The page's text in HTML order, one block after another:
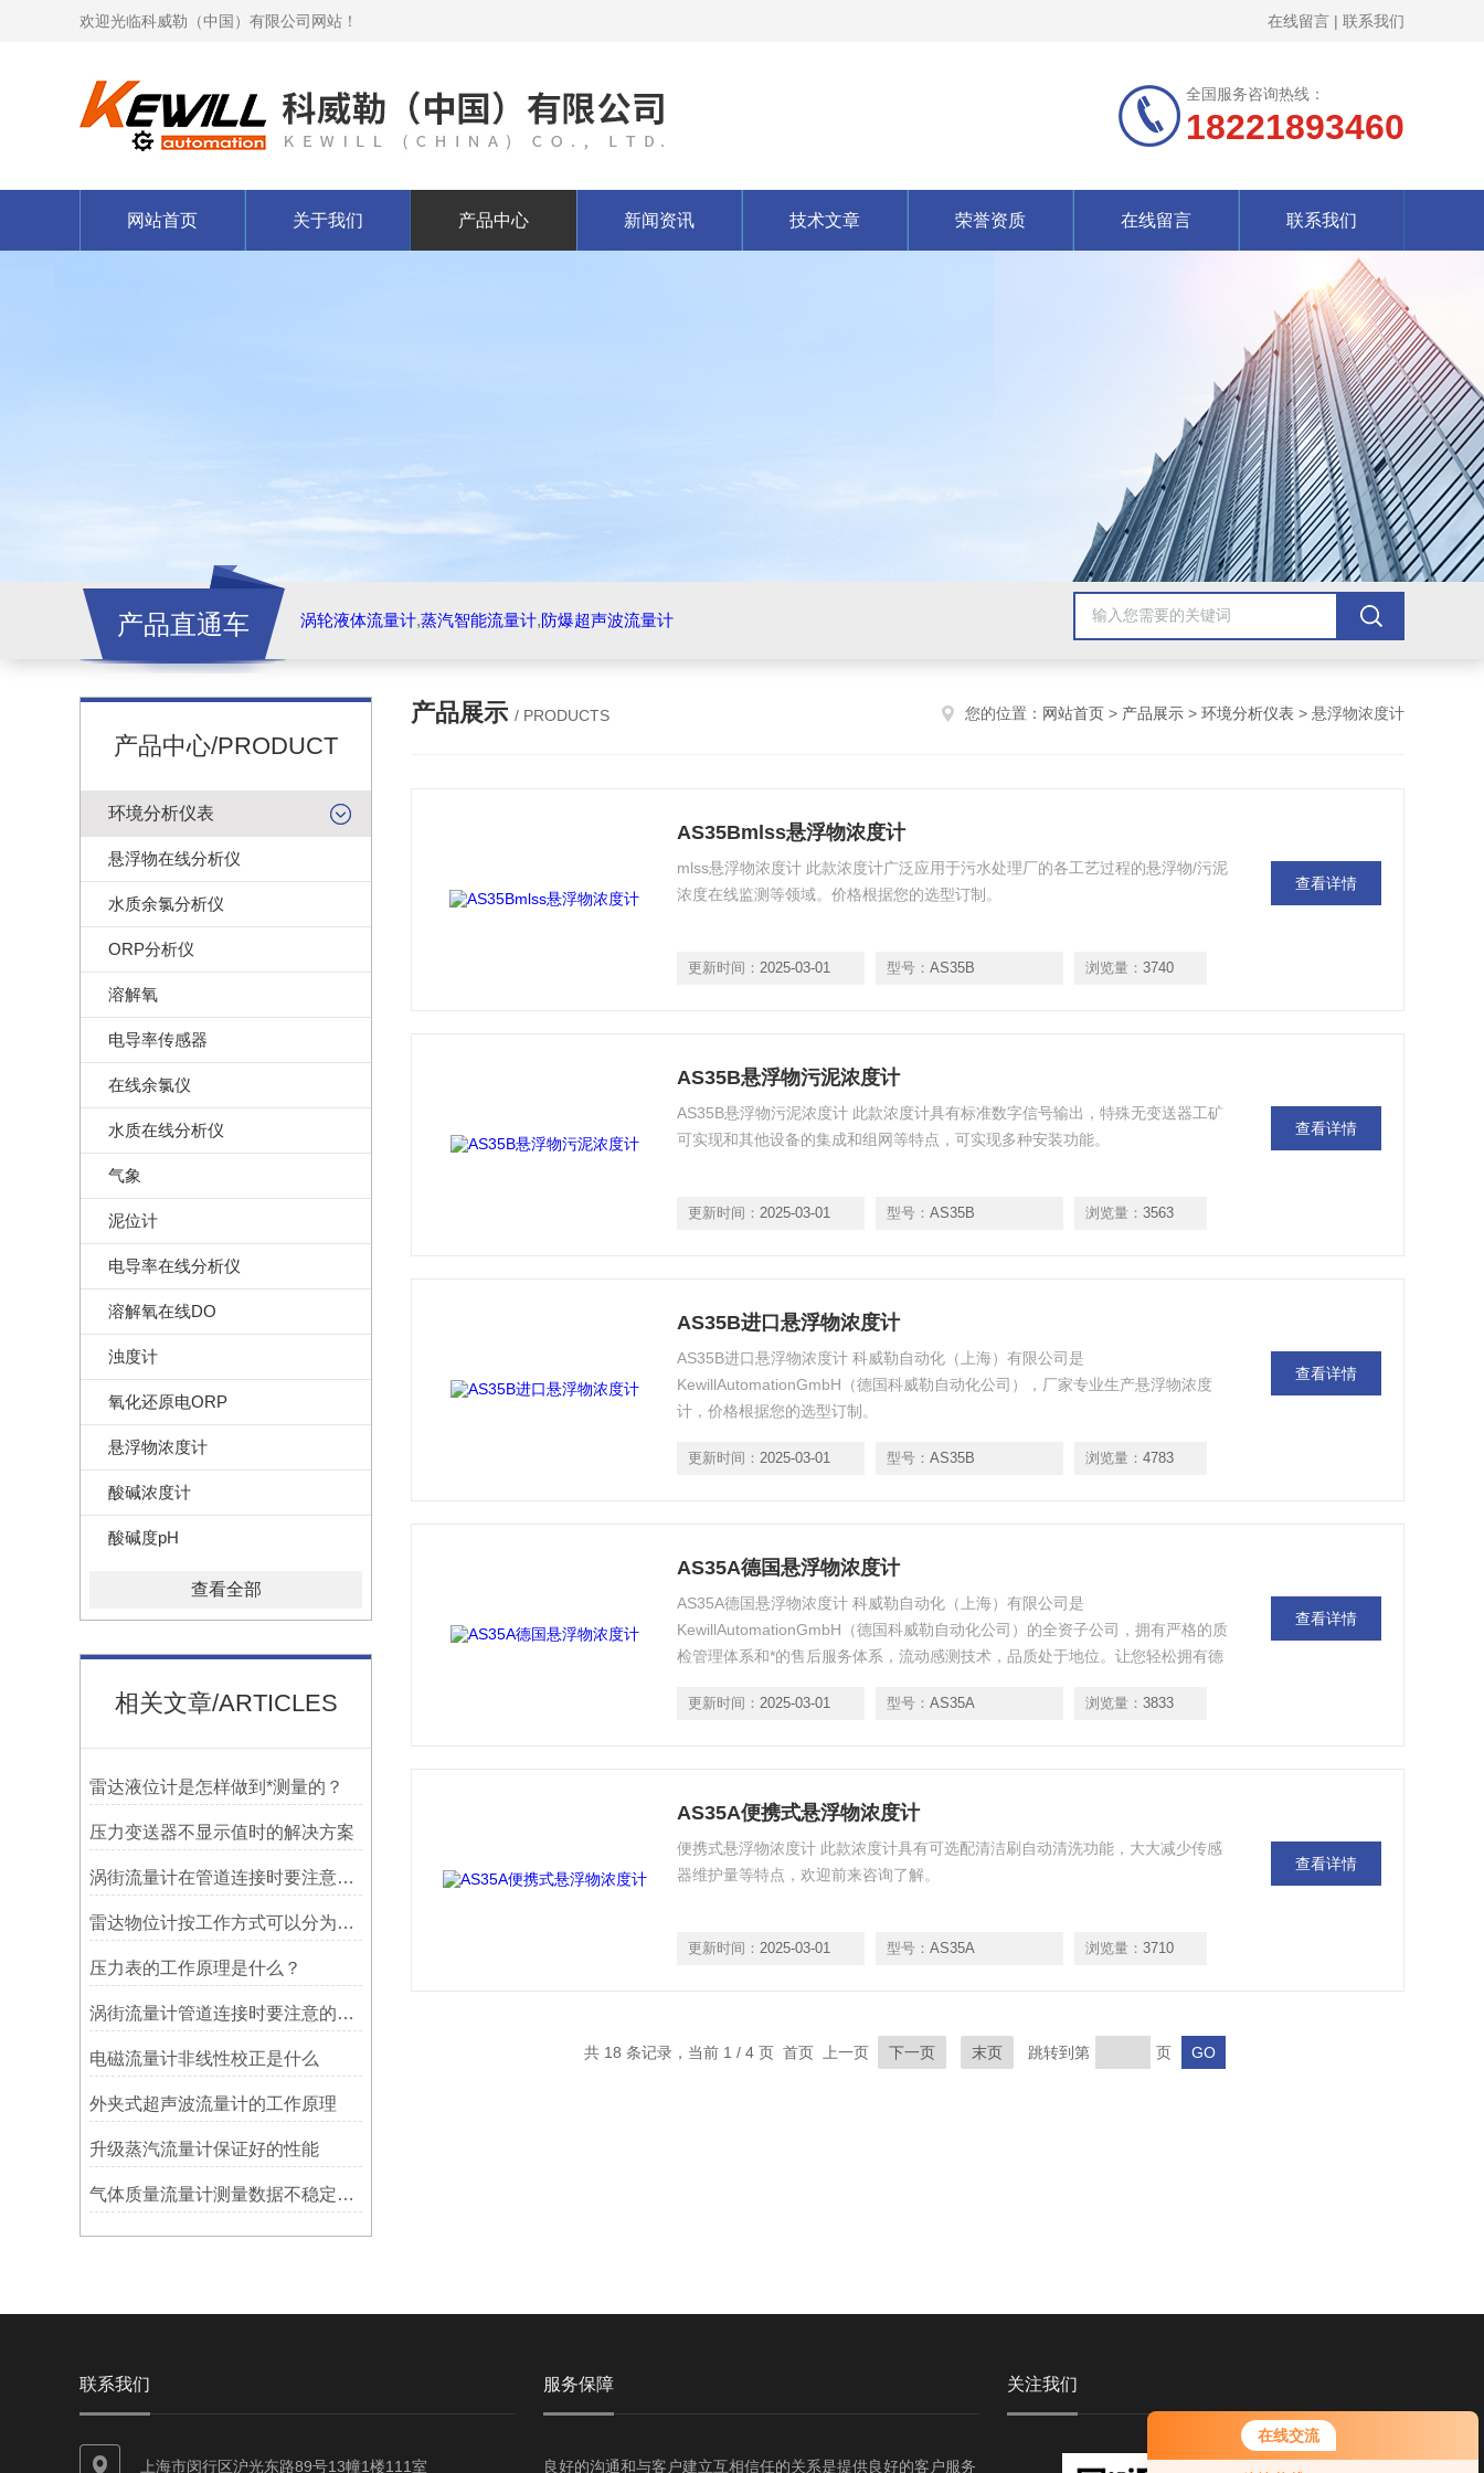
在线交流
您好！欢迎前来咨询，很高兴为您
欢迎光临科威勒（中国）有限公司网站！ 在线留言 | 联系我们
全国服务咨询热线：
18221893460
网站首页 关于我们 产品中心 新闻资讯 技术文章 荣誉资质 在线留言 联系我们
产品直通车 涡轮液体流量计,蒸汽智能流量计,防爆超声波流量计
产品中心/PRODUCT
环境分析仪表
悬浮物在线分析仪
水质余氯分析仪
ORP分析仪
溶解氧
电导率传感器
在线余氯仪
水质在线分析仪
气象
泥位计
电导率在线分析仪
溶解氧在线DO
浊度计
氧化还原电ORP
悬浮物浓度计
酸碱浓度计
酸碱度pH
查看全部
相关文章/ARTICLES
雷达液位计是怎样做到*测量的？
压力变送器不显示值时的解决方案
涡街流量计在管道连接时要注意的问题
雷达物位计按工作方式可以分为哪几类？
压力表的工作原理是什么？
涡街流量计管道连接时要注意的问题
电磁流量计非线性校正是什么
外夹式超声波流量计的工作原理
升级蒸汽流量计保证好的性能
气体质量流量计测量数据不稳定的原因
产品展示 / PRODUCTS 您的位置： 网站首页 > 产品展示 > 环境分析仪表 > 悬浮物浓度计
AS35Bmlss悬浮物浓度计
mlss悬浮物浓度计 此款浓度计广泛应用于污水处理厂的各工艺过程的悬浮物/污泥
浓度在线监测等领域。价格根据您的选型订制。
更新时间： 2025-03-01 型号： AS35B 浏览量： 3740
查看详情
AS35B悬浮物污泥浓度计
AS35B悬浮物污泥浓度计 此款浓度计具有标准数字信号输出，特殊无变送器工矿
可实现和其他设备的集成和组网等特点，可实现多种安装功能。
更新时间： 2025-03-01 型号： AS35B 浏览量： 3563
查看详情
AS35B进口悬浮物浓度计
AS35B进口悬浮物浓度计 科威勒自动化（上海）有限公司是
KewillAutomationGmbH（德国科威勒自动化公司），厂家专业生产悬浮物浓度
计，价格根据您的选型订制。
更新时间： 2025-03-01 型号： AS35B 浏览量： 4783
查看详情
AS35A德国悬浮物浓度计
AS35A德国悬浮物浓度计 科威勒自动化（上海）有限公司是
KewillAutomationGmbH（德国科威勒自动化公司）的全资子公司，拥有严格的质
检管理体系和*的售后服务体系，流动感测技术，品质处于地位。让您轻松拥有德
更新时间： 2025-03-01 型号： AS35A 浏览量： 3833
查看详情
AS35A便携式悬浮物浓度计
便携式悬浮物浓度计 此款浓度计具有可选配清洁刷自动清洗功能，大大减少传感
器维护量等特点，欢迎前来咨询了解。
更新时间： 2025-03-01 型号： AS35A 浏览量： 3710
查看详情
共 18 条记录，当前 1 / 4 页 首页 上一页 下一页 末页 跳转到第 页
联系我们
上海市闵行区沪光东路89号13幢1楼111室
服务保障
良好的沟通和与客户建立互相信任的关系是提供良好的客户服务
关注我们